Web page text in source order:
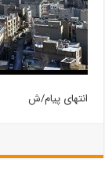
انتهای پیام/ش